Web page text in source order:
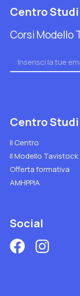
Centro
Corsi Modello
Centro Studi
Il Centro
Il Modello Tavistock
Offerta formativa
AMHPPIA
Social